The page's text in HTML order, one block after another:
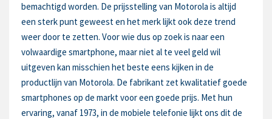
bemachtigd worden. De prijsstelling van Motorola is altijd
een sterk punt geweest en het merk lijkt ook deze trend
weer door te zetten. Voor wie dus op zoek is naar een
volwaardige smartphone, maar niet al te veel geld wil
uitgeven kan misschien het beste eens kijken in de
productlijn van Motorola. De fabrikant zet kwalitatief goede
smartphones op de markt voor een goede prijs. Met hun
ervaring, vanaf 1973, in de mobiele telefonie lijkt ons dit de